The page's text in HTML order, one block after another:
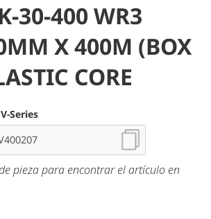
30-400 WR3
X 400M (BOX
CORE
V-Series
pieza para encontrar el artículo en